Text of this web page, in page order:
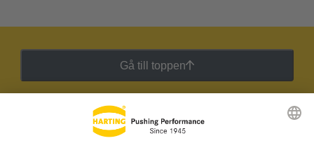
Gå till toppen
HARTING:s nyhetsbrev